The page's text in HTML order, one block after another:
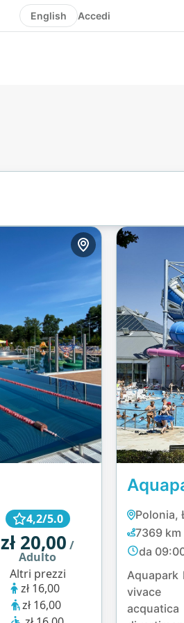
English Accedi
4,2/5.0
zł 20,00 /
Adulto
Altri prezzi
zł 16,00
zł 16,00
Polonia,
7369 km
da
Aquapark
vivace